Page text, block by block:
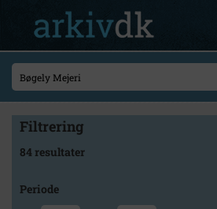
Filtrering
84 resultater
Periode